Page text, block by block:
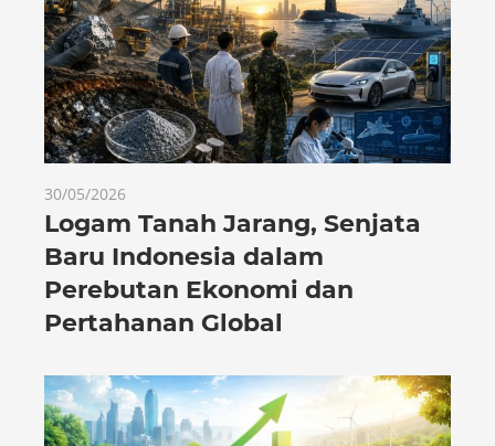
30/05/2026
Logam Tanah Jarang, Senjata
Baru Indonesia dalam
Perebutan Ekonomi dan
Pertahanan Global